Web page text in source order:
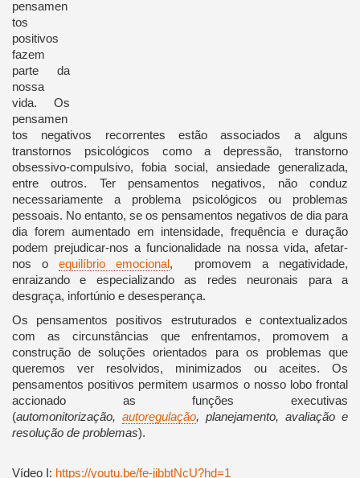
pensamen
tos
positivos
fazem
parte da
nossa
vida. Os
pensamen
tos negativos recorrentes estão associados a alguns
transtornos psicológicos como a depressão, transtorno
obsessivo-compulsivo, fobia social, ansiedade generalizada,
entre outros. Ter pensamentos negativos, não conduz
necessariamente a problema psicológicos ou problemas
pessoais. No entanto, se os pensamentos negativos de dia para
dia forem aumentado em intensidade, frequência e duração
podem prejudicar-nos a funcionalidade na nossa vida, afetar-
nos oequilíbrio emocional, promovem a negatividade,
enraizando e especializando as redes neuronais para a
desgraça, infortúnio e desesperança.
Os pensamentos positivos estruturados e contextualizados
com as circunstâncias que enfrentamos, promovem a
construção de soluções orientados para os problemas que
queremos ver resolvidos, minimizados ou aceites. Os
pensamentos positivos permitem usarmos o nosso lobo frontal
accionado as funções executivas
(automonitorização, autoregulação, planejamento, avaliação e
resolução de problemas).
Vídeo I: https://youtu.be/fe-jibbtNcU?hd=1